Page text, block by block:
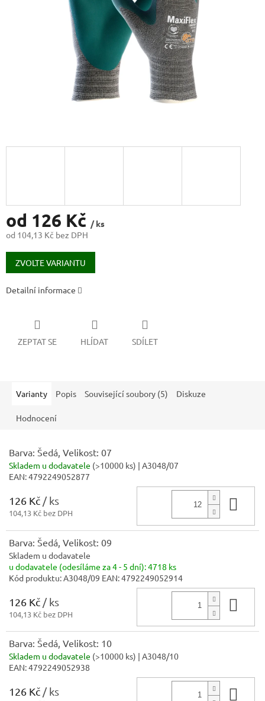
od 126 Kč / ks
od 104,13 Kč bez DPH
Měrná
cena:
ZVOLTE VARIANTU
Detailní informace
ZEPTAT SE HLÍDAT SDÍLET
Varianty Popis Související soubory (5) Diskuze
Hodnocení
Barva: Šedá, Velikost: 07
Skladem u dodavatele (>10000 ks) | A3048/07
EAN:4792249052877
126 Kč / ks
104,13 Kč bez DPH
Barva: Šedá, Velikost: 09
Skladem u dodavatele
u dodavatele (odesíláme za 4 - 5 dní):4718 ks
Kód produktu:A3048/09 EAN:4792249052914
126 Kč / ks
104,13 Kč bez DPH
Barva: Šedá, Velikost: 10
Skladem u dodavatele (>10000 ks) | A3048/10
EAN:4792249052938
126 Kč / ks